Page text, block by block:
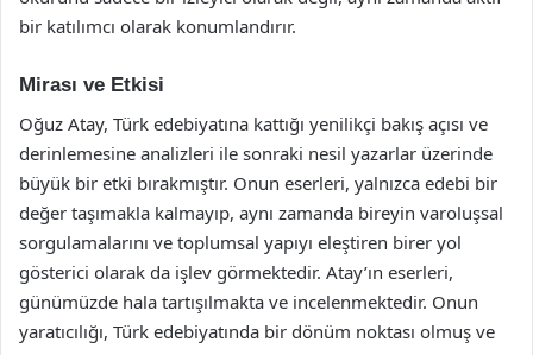
bir katılımcı olarak konumlandırır.
Mirası ve Etkisi
Oğuz Atay, Türk edebiyatına kattığı yenilikçi bakış açısı ve
derinlemesine analizleri ile sonraki nesil yazarlar üzerinde
büyük bir etki bırakmıştır. Onun eserleri, yalnızca edebi bir
değer taşımakla kalmayıp, aynı zamanda bireyin varoluşsal
sorgulamalarını ve toplumsal yapıyı eleştiren birer yol
gösterici olarak da işlev görmektedir. Atay’ın eserleri,
günümüzde hala tartışılmakta ve incelenmektedir. Onun
yaratıcılığı, Türk edebiyatında bir dönüm noktası olmuş ve